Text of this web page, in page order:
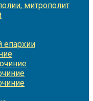
митрополит
епархии